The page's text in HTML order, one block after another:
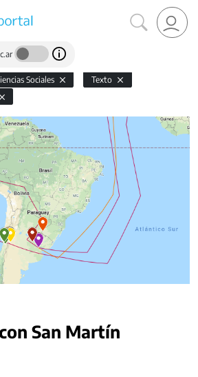
Sociales
Texto
San Martín